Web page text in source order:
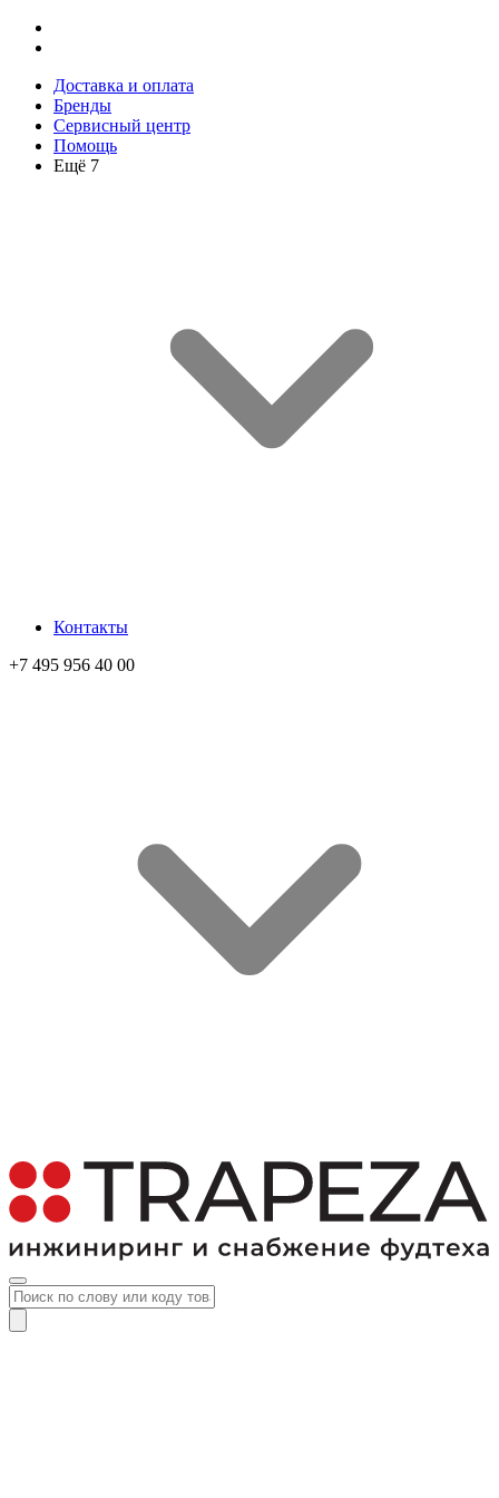
Доставка и оплата
Бренды
Сервисный центр
Помощь
Ещё 7
Контакты
+7 495 956 40 00